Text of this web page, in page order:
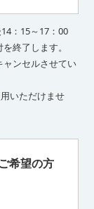
：15～17：00
終了します。
ンセルさせてい
いただけませ
希望の方